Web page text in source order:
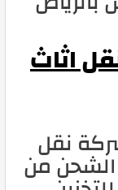
اثاث
نقل
من